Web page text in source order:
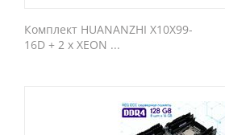
Комплект HUANANZHI X10X99-
16D + 2 х XEON ...